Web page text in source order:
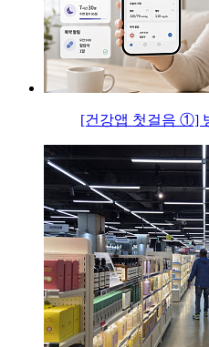
[건강앱 첫걸음 ①]